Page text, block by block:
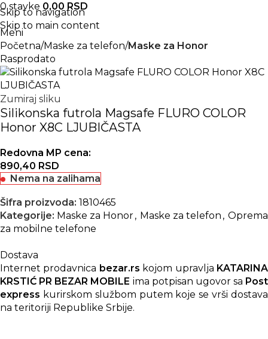
Skip to navigation
Skip to main content
0stavke 0,00 RSD
Meni
Početna Maske za telefon Maske za Honor
Rasprodato
Zumiraj sliku
Silikonska futrola Magsafe FLURO COLOR
Honor X8C LJUBIČASTA
Redovna MP cena:
890,40 RSD
Nema na zalihama
Šifra proizvoda: 1810465
Kategorije: Maske za Honor, Maske za telefon , Oprema
za mobilne telefone
Dostava
Internet prodavnica bezar.rs kojom upravlja KATARINA
KRSTIĆ PR BEZAR MOBILE ima potpisan ugovor sa Post
express kurirskom službom putem koje se vrši dostava
na teritoriji Republike Srbije.